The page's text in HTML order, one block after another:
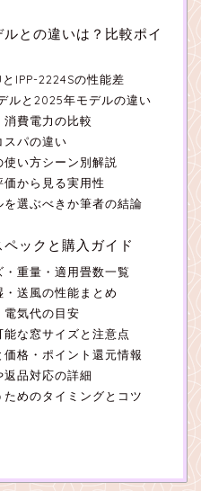
との違いは？比較ポイ
IPP-2224Sの性能差
ルと2025年モデルの違い
費電力の比較
パの違い
い方シーン別解説
から見る実用性
選ぶべきか筆者の結論
ックと購入ガイド
重量・適用畳数一覧
送風の性能まとめ
気代の目安
な窓サイズと注意点
格・ポイント還元情報
品対応の詳細
めのタイミングとコツ